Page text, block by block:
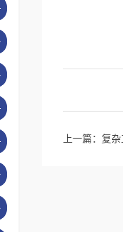
上一篇： 复杂